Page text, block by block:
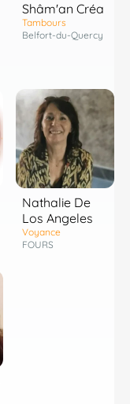
Shâm'an Créa
Tambours
Belfort-du-Quercy
Nathalie De
Los Angeles
Voyance
FOURS